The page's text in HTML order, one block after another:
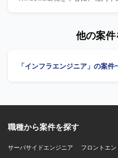
論ではなく実際のシステム設定
び、疑問点をその場で解消し
向上心をお持ちの方にマッチする案件で
対応プロジェクトに参画し、全
リティ専門家やPMと協働しな
プレミスサーバの運用・監視・
システムのアップデート・障
を通じて得られた知見を整理
Windows、Active Directory、
保守に携われます。 【開発環境】 OSはWindows Server、
他の案
「インフラエンジニア」の案件
職種から案件を探す
サーバサイドエンジニア
フロントエ